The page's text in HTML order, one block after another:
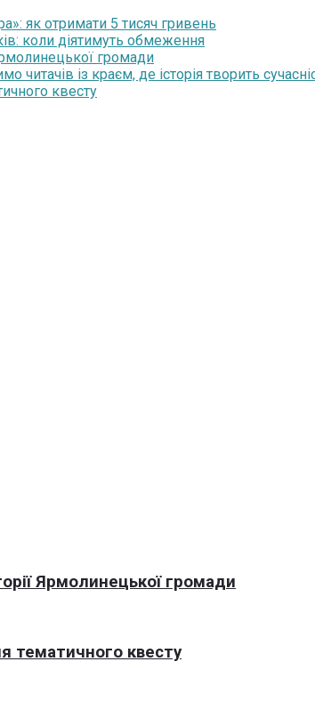
як отримати 5 тисяч гривень
коли діятимуть обмеження
громади
із краєм, де історія творить
квесту
Ярмолинецької громади
тематичного квесту